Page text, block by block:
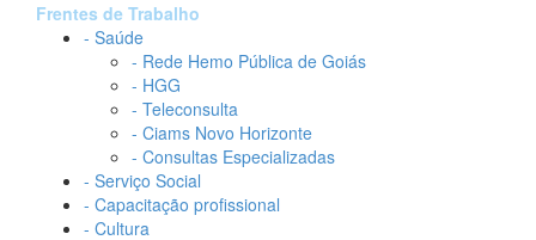
Frentes de Trabalho
- Saúde
- Rede Hemo Pública de Goiás
- HGG
- Teleconsulta
- Ciams Novo Horizonte
- Consultas Especializadas
- Serviço Social
- Capacitação profissional
- Cultura